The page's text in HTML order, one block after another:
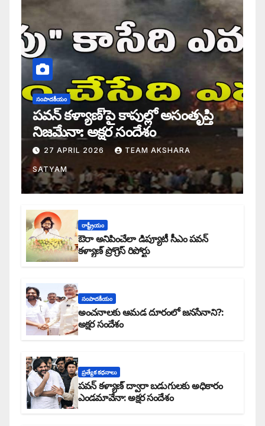
సంపాదకీయం
పవన్ కళ్యాణ్’పై కాపుల్లో అసంతృప్తి
నిజమేనా: అక్షర సందేశం
27 APRIL 2026 TEAM AKSHARA
SATYAM
రాష్ట్రీయం
ఔరా అనిపించేలా డిప్యూటీ సీఎం పవన్
కళ్యాణ్ ప్రోగ్రెస్ రిపోర్టు
సంపాదకీయం
అంచనాలకు ఆమడ దూరంలో జనసేనాని?:
అక్షర సందేశం
ప్రత్యేక కధనాలు
పవన్ కళ్యాణ్ ద్వారా బడుగులకు అధికారం
ఎండమావేనా: అక్షర సందేశం